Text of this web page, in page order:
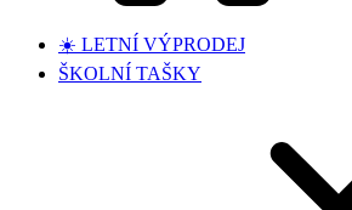
☀️ LETNÍ VÝPRODEJ
ŠKOLNÍ TAŠKY